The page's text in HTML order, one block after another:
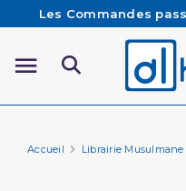
Les Commandes
sont préparées et
Besoin d'aide
Livraison offerte
Accueil Librairie Musulmane